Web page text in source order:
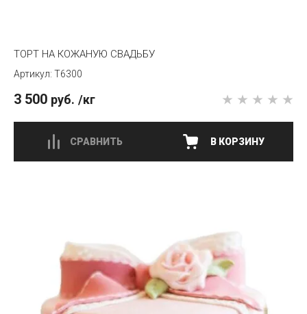
ТОРТ НА КОЖАНУЮ СВАДЬБУ
T6300
3 500 руб. /кг